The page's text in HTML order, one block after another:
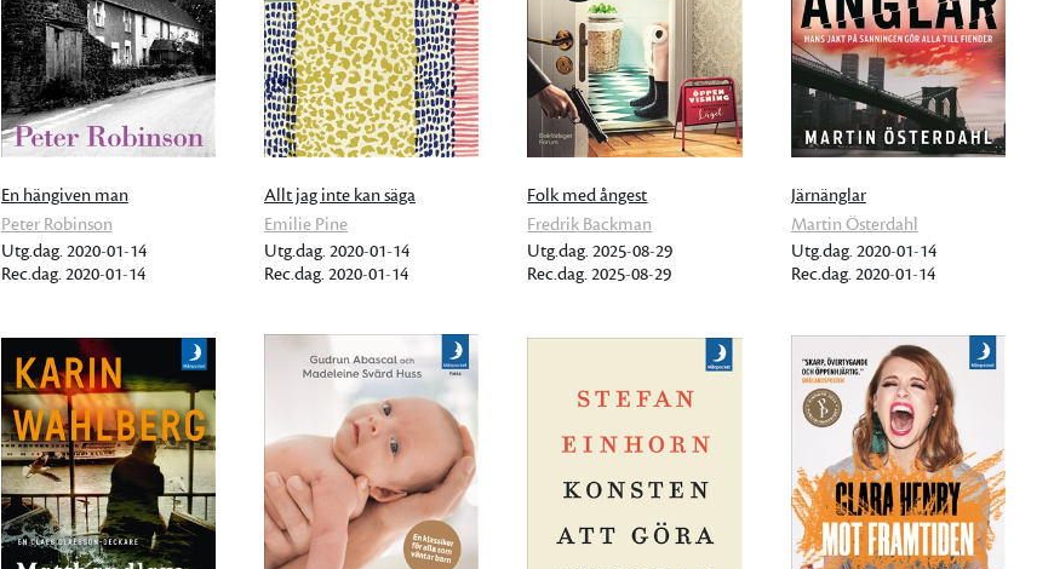
En hängiven man
Peter Robinson
Utg.dag. 2020-01-14
Rec.dag. 2020-01-14
Allt jag inte kan säga
Emilie Pine
Utg.dag. 2020-01-14
Rec.dag. 2020-01-14
Folk med ångest
Fredrik Backman
Utg.dag. 2025-08-29
Rec.dag. 2025-08-29
Järnänglar
Martin Österdahl
Utg.dag. 2020-01-14
Rec.dag. 2020-01-14